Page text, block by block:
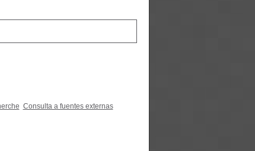
Consulta a fuentes externas